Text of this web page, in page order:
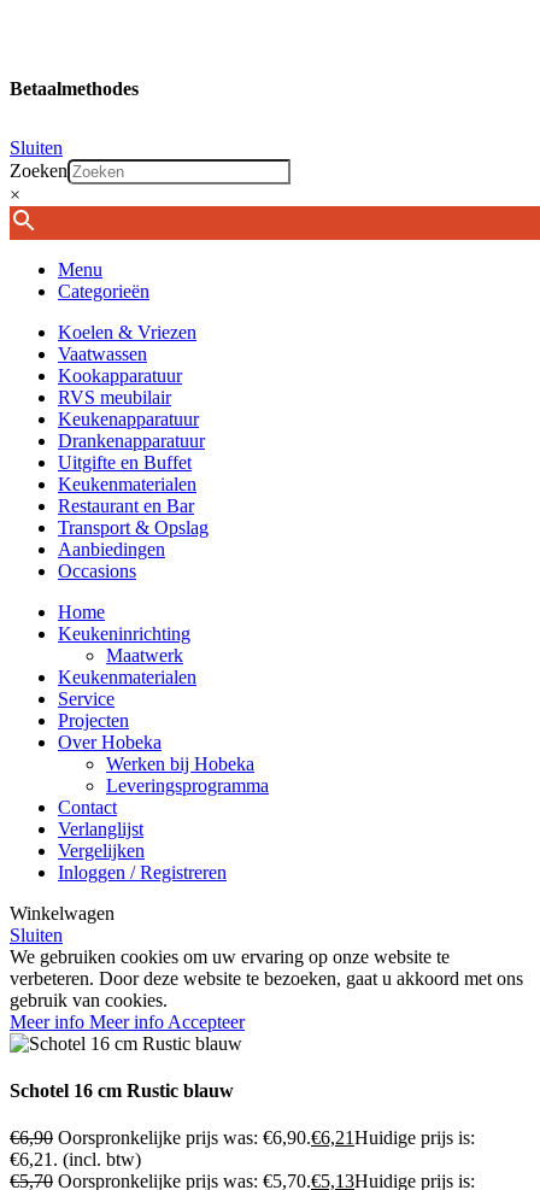
Betaalmethodes
Sluiten
Zoeken
×
Menu
Categorieën
Koelen & Vriezen
Vaatwassen
Kookapparatuur
RVS meubilair
Keukenapparatuur
Drankenapparatuur
Uitgifte en Buffet
Keukenmaterialen
Restaurant en Bar
Transport & Opslag
Aanbiedingen
Occasions
Home
Keukeninrichting
Maatwerk
Keukenmaterialen
Service
Projecten
Over Hobeka
Werken bij Hobeka
Leveringsprogramma
Contact
Verlanglijst
Vergelijken
Inloggen / Registreren
Winkelwagen
Sluiten
We gebruiken cookies om uw ervaring op onze website te
verbeteren. Door deze website te bezoeken, gaat u akkoord met ons
gebruik van cookies.
Meer info Meer info Accepteer
Schotel 16 cm Rustic blauw
€6,90 Oorspronkelijke prijs was: €6,90.€6,21Huidige prijs is:
€6,21. (incl. btw)
€5,70 Oorspronkelijke prijs was: €5,70.€5,13Huidige prijs is: